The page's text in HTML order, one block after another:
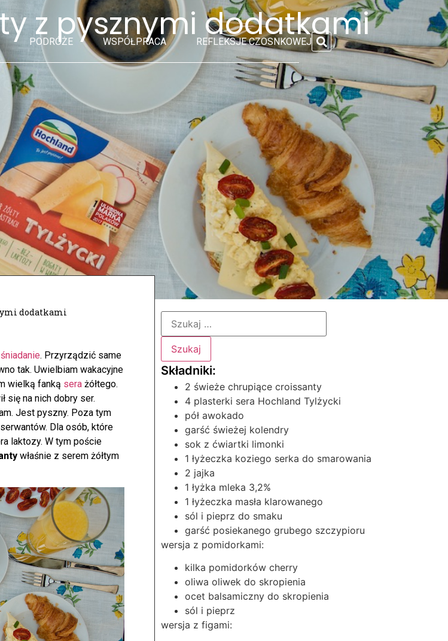
PODRÓŻE WSPÓŁPRACA REFLEKSJE CZOSNKOWEJ
z pysznymi dodatkami
dodatkami
śniadanie. Przyrządzić same
tak. Uwielbiam wakacyjne
wielką fanką sera żółtego.
się na nich dobry ser.
Jest pyszny. Poza tym
Dla osób, które
laktozy. W tym poście
właśnie z serem żółtym
2 świeże chrupiące croissanty
4 plasterki sera Hochland Tylżycki
pół awokado
garść świeżej kolendry
sok z ćwiartki limonki
1 łyżeczka koziego serka do smarowania
2 jajka
1 łyżka mleka 3,2%
1 łyżeczka masła klarowanego
sól i pieprz do smaku
garść posiekanego grubego szczypioru
wersja z pomidorkami:
kilka pomidorków cherry
oliwa oliwek do skropienia
ocet balsamiczny do skropienia
sól i pieprz
wersja z figami: